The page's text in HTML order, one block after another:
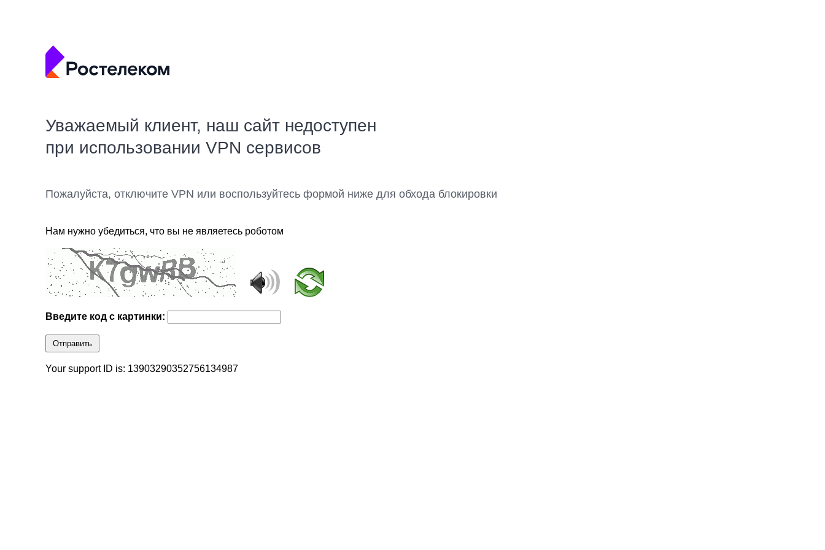
Уважаемый клиент, наш сайт недоступен
при использовании VPN сервисов
Пожалуйста, отключите VPN или воспользуйтесь формой ниже для обхода блокировки
Нам нужно убедиться, что вы не являетесь роботом
Введите код с картинки:
Отправить
Your support ID is: 13903290352756134987